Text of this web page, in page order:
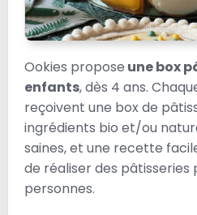
Ookies propose une box
enfants, dès 4 ans.
reçoivent une box de
ingrédients bio et/ou
saines, et une recette
de réaliser des pâtisseries
personnes.